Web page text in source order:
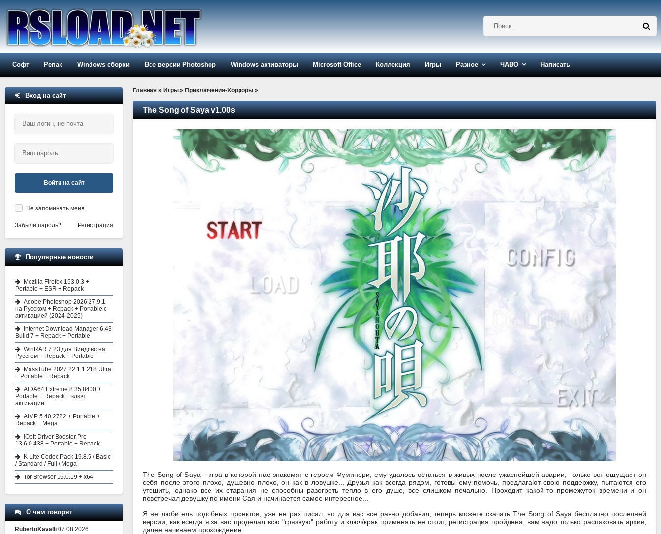
Софт Репак Windows сборки Все версии Photoshop Windows активаторы Microsoft Office Коллекция Игры Разное ЧАВО Написать
Главная » Игры » Приключения-Хорроры »
The Song of Saya v1.00s
The Song of Saya - игра в которой нас знакомят с героем Фуминори, ему удалось остаться в живых после ужаснейшей аварии, только вот ощущает он
себя после этого плохо, душевно плохо, он как в ловушке... Друзья как всегда рядом, готовы ему помочь, предлагают свою поддержку, пытаются его
утешить, однако все их старания не способны разогреть тепло в его душе, все слишком печально. Проходит какой-то промежуток времени и он
повстречал девушку по имени Сая и начинается самое интересное...
Я не любитель подобных проектов, уже не раз писал, но для вас все равно добавил, теперь можете скачать The Song of Saya бесплатно последней
версии, как всегда я за вас проделал всю "грязную" работу и ключ/кряк применять не стоит, регистрация пройдена, вам надо только распаковать архив,
далее начинаем прохождение.
Вход на сайт
Войти на сайт
Не запоминать меня
Забыли пароль? Регистрация
Популярные новости
Mozilla Firefox 153.0.3 +
Portable + ESR + Repack
Adobe Photoshop 2026 27.9.1
на Русском + Repack + Portable с
активацией (2024-2025)
Internet Download Manager 6.43
Build 7 + Repack + Portable
WinRAR 7.23 для Виндовс на
Русском + Repack + Portable
MassTube 2027 22.1.1.218 Ultra
+ Portable + Repack
AIDA64 Extreme 8.35.8400 +
Portable + Repack + ключ
активации
AIMP 5.40.2722 + Portable +
Repack + Mega
IObit Driver Booster Pro
13.6.0.438 + Portable + Repack
K-Lite Codec Pack 19.8.5 / Basic
/ Standard / Full / Mega
Tor Browser 15.0.19 + x64
О чем говорят
RubertoKavalli 07.08.2026